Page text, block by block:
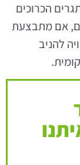
הכרוכים
אם מתבצעת
להניב